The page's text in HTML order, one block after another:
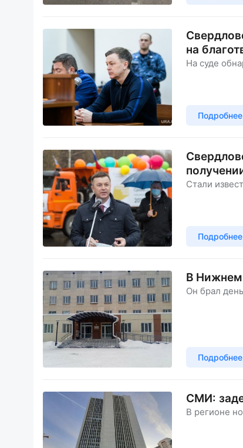
на
На суде
Подробнее
Стали
Подробнее
В Нижнем
Он брал
Подробнее
СМИ:
В регионе